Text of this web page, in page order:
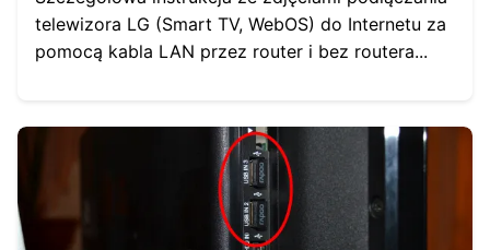
telewizora LG (Smart TV, WebOS) do Internetu za
pomocą kabla LAN przez router i bez routera...